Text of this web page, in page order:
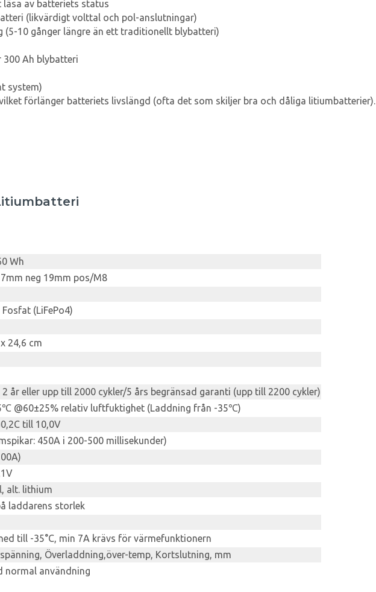
av batteriets status
(likvärdigt volttal och pol-anslutningar)
(5-10 gånger längre än ett traditionellt blybatteri)
Ah blybatteri
system)
förlänger batteriets livslängd (ofta det som skiljer bra och dåliga litiumbatterier).
Wh
neg 19mm pos/M8
(LiFePo4)
24,6 cm
år eller upp till 2000 cykler/5 års begränsad garanti (upp till 2200 cykler)
@60±25% relativ luftfuktighet (Laddning från -35℃)
till 10,0V
450A i 200-500 millisekunder)
alt. lithium
laddarens storlek
till -35°C, min 7A krävs för värmefunktionern
Överladdning,över-temp, Kortslutning, mm
normal användning